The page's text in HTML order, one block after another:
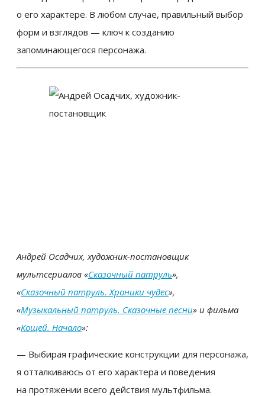
о его характере. В любом случае, правильный выбор
форм и взглядов — ключ к созданию
запоминающегося персонажа.
Андрей Осадчих, художник-постановщик
мультсериалов «Сказочный патруль»,
«Сказочный патруль. Хроники чудес»,
«Музыкальный патруль. Сказочные песни» и фильма
«Кощей. Начало»:
— Выбирая графические конструкции для персонажа,
я отталкиваюсь от его характера и поведения
на протяжении всего действия мультфильма.